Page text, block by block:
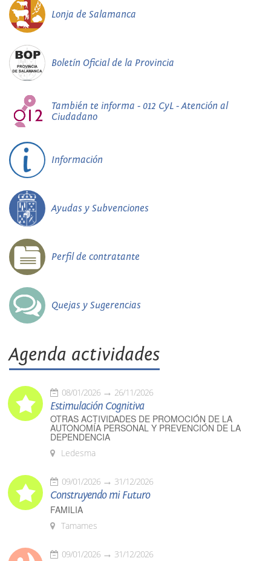
Lonja de Salamanca
Boletín Oficial de la Provincia
También te informa - 012 CyL - Atención al
Ciudadano
Información
Ayudas y Subvenciones
Perfil de contratante
Quejas y Sugerencias
Agenda actividades
08/01/2026 26/11/2026
Estimulación Cognitiva
OTRAS ACTIVIDADES DE PROMOCIÓN DE LA
AUTONOMÍA PERSONAL Y PREVENCIÓN DE LA
DEPENDENCIA
Ledesma
09/01/2026 31/12/2026
Construyendo mi Futuro
FAMILIA
Tamames
09/01/2026 31/12/2026